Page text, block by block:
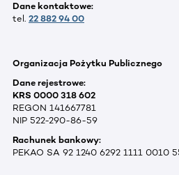
Dane kontaktowe:
tel. 22 882 94 00
Organizacja Pożytku Publicznego
Dane rejestrowe:
KRS 0000 318 602
REGON 141667781
NIP 522-290-86-59
Rachunek bankowy:
PEKAO SA 92 1240 6292 1111 0010